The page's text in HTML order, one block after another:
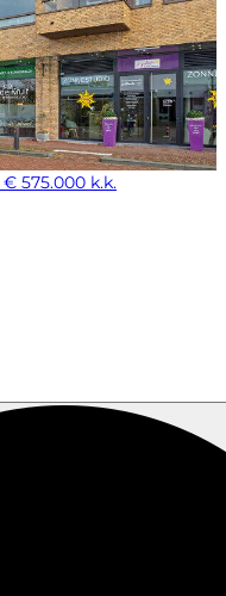
€ 575.000 k.k.